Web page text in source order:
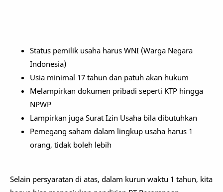
Status pemilik usaha harus WNI (Warga Negara
Indonesia)
Usia minimal 17 tahun dan patuh akan hukum
Melampirkan dokumen pribadi seperti KTP hingga
NPWP
Lampirkan juga Surat Izin Usaha bila dibutuhkan
Pemegang saham dalam lingkup usaha harus 1
orang, tidak boleh lebih
Selain persyaratan di atas, dalam kurun waktu 1 tahun, kita